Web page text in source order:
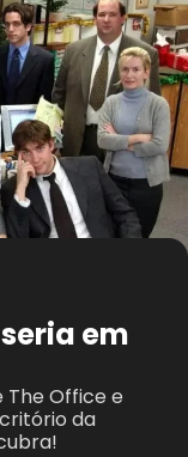
em
Office e
da